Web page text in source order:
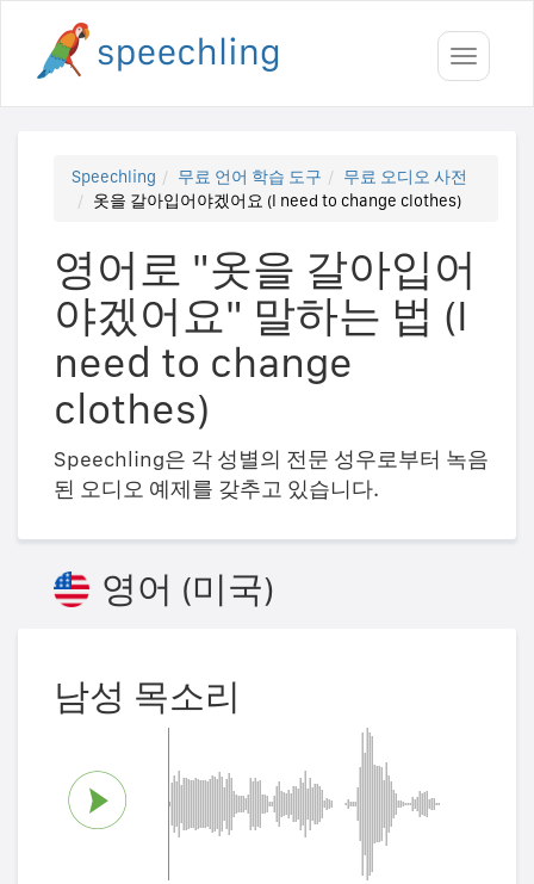
Toggle
Speechling 무료 언어 학습 도구
무료 오디오 사전
옷을 갈아입어야겠어요 (I need to change clothes)
영어로 "옷을 갈아입어
야겠어요" 말하는 법 (I
need to change
clothes)
Speechling은 각 성별의 전문 성우로부터 녹음
된 오디오 예제를 갖추고 있습니다.
영어 (미국)
남성 목소리